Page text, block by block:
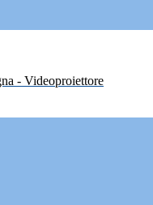
- Videoproiettore